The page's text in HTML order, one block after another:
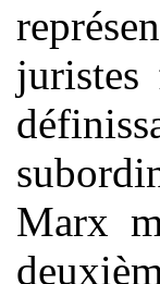
juristes
Marx